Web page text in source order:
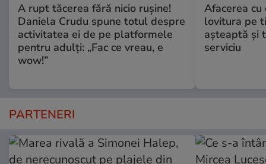
A rupt tăcerea fără nicio rușine!
Daniela Crudu spune totul despre
activitatea ei de pe platformele
pentru adulți: „Fac ce vreau, e
wow!”
Afacerea
lovitura pe
aşteaptă şi
serviciu
PARTENERI